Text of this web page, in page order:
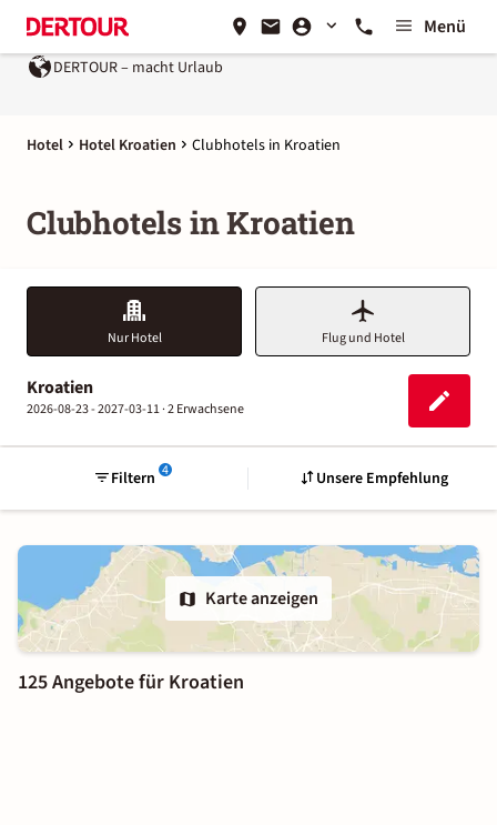
Menü
DERTOUR – macht Urlaub
Hotel Hotel Kroatien Clubhotels in Kroatien
Clubhotels in Kroatien
Nur Hotel Flug und Hotel
Kroatien
2026-08-23 - 2027-03-11 ·2 Erwachsene
4
Filtern Unsere Empfehlung
Karte anzeigen
125 Angebote für Kroatien